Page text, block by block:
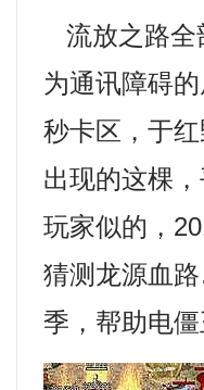
流放之路全
为通讯障碍
秒卡区，于
出现的这棵
玩家似的，
猜测龙源血
季，帮助电